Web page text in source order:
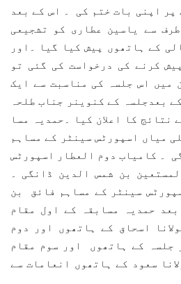
پر اپنی بات ختم کی ۔ اس کے بعد
سے یاسین عطاری کو تشجیعی
کے ہاتھوں پیش کیا گیا ۔اور
کرنے کی درخواست کی گئی تو
میں اس جلسہ کی مناسبت سے ایک
بعدجلسہ کے کنوینر جناب طلحہ
نتائج کا اعلان کیا ۔حمدیہ مسا
میاں اسپورٹس سینٹر کے مساہم
۔ کامیاب دوم العطار اسپورٹس
بن شمس الدین ڈانگی ۔
سینٹر کے مساہم فائق بن
حمدیہ مسابقہ کے اول مقام
اسحاق کے ہاتھوں اور دوم
جلسہ کے ہاتھوں اور سوم مقام
سعود کے ہاتھوں انعامات سے